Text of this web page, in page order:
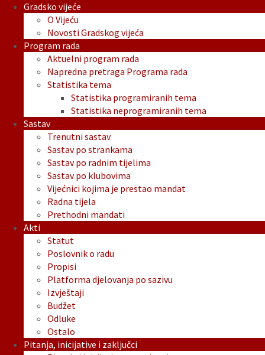
Gradsko vijeće
O Vijeću
Novosti Gradskog vijeća
Program rada
Aktuelni program rada
Napredna pretraga Programa rada
Statistika tema
Statistika programiranih tema
Statistika neprogramiranih tema
Sastav
Trenutni sastav
Sastav po strankama
Sastav po radnim tijelima
Sastav po klubovima
Vijećnici kojima je prestao mandat
Radna tijela
Prethodni mandati
Akti
Statut
Poslovnik o radu
Propisi
Platforma djelovanja po sazivu
Izvještaji
Budžet
Odluke
Ostalo
Pitanja, inicijative i zaključci